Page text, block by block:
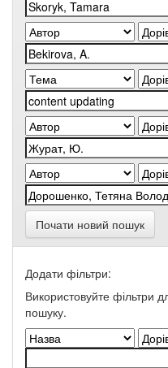
Почати новий пошук
Додати фільтри:
Використовуйте фільтри
пошуку.